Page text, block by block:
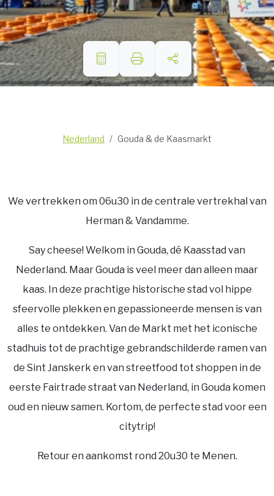
Nederland Gouda & de Kaasmarkt
We vertrekken om 06u30 in de centrale vertrekhal van
Herman & Vandamme.
Say cheese! Welkom in Gouda, dé Kaasstad van
Nederland. Maar Gouda is veel meer dan alleen maar
kaas. In deze prachtige historische stad vol hippe
sfeervolle plekken en gepassioneerde mensen is van
alles te ontdekken. Van de Markt met het iconische
stadhuis tot de prachtige gebrandschilderde ramen van
de Sint Janskerk en van streetfood tot shoppen in de
eerste Fairtrade straat van Nederland, in Gouda komen
oud en nieuw samen. Kortom, de perfecte stad voor een
citytrip!
Retour en aankomst rond 20u30 te Menen.